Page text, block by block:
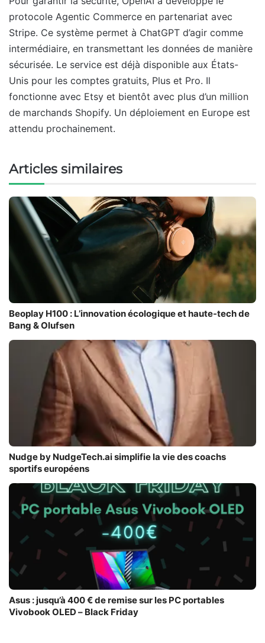
protocole Agentic Commerce en partenariat avec
Stripe. Ce système permet à ChatGPT d’agir comme
intermédiaire, en transmettant les données de manière
sécurisée. Le service est déjà disponible aux États-
Unis pour les comptes gratuits, Plus et Pro. Il
fonctionne avec Etsy et bientôt avec plus d’un million
de marchands Shopify. Un déploiement en Europe est
attendu prochainement.
Articles similaires
Beoplay H100 : L’innovation écologique et haute-tech de
Bang & Olufsen
Nudge by NudgeTech.ai simplifie la vie des coachs
sportifs européens
Asus : jusqu’à 400 € de remise sur les PC portables
Vivobook OLED – Black Friday